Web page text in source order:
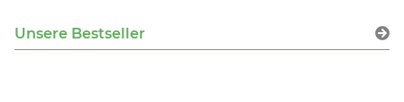
Unsere Bestseller